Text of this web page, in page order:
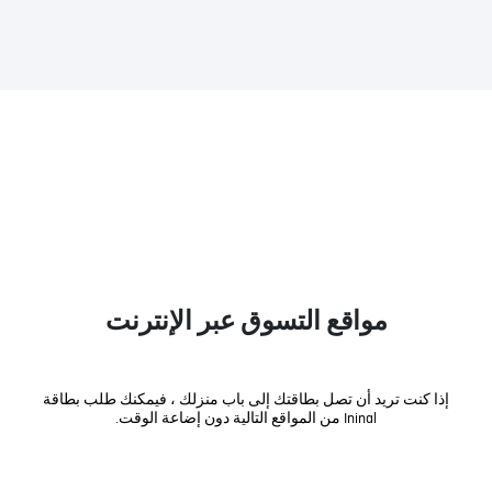
مواقع التسوق عبر الإنترنت
إذا كنت تريد أن تصل بطاقتك إلى باب منزلك ، فيمكنك طلب بطاقة
Ininal من المواقع التالية دون إضاعة الوقت.